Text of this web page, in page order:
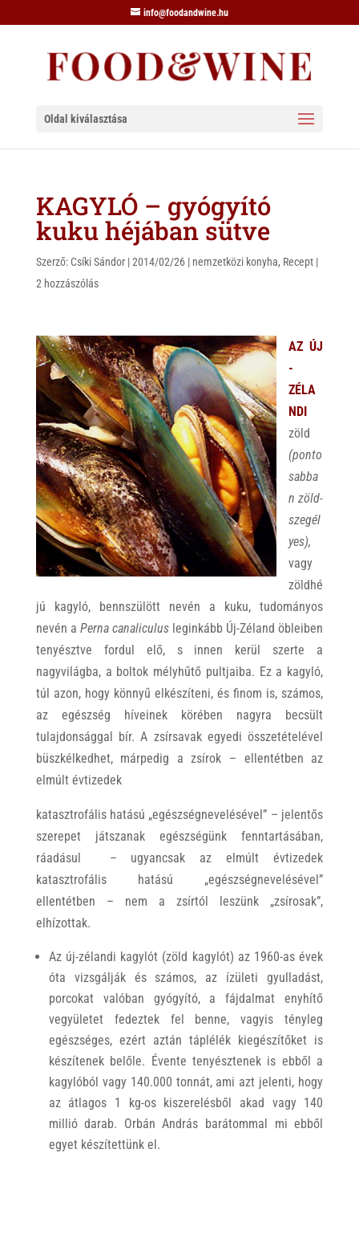
info@foodandwine.hu
Oldal kiválasztása
KAGYLÓ – gyógyító
kuku héjában sütve
Szerző: Csíki Sándor|2014/02/26| nemzetközi konyha, Recept|
2 hozzászólás
AZ ÚJ
-
ZÉLA
NDI
zöld
(ponto
sabba
n zöld-
szegél
yes),
vagy
zöldhé
jú kagyló, bennszülött nevén a kuku, tudományos
nevén a Perna canaliculus leginkább Új-Zéland öbleiben
tenyésztve fordul elő, s innen kerül szerte a
nagyvilágba, a boltok mélyhűtő pultjaiba. Ez a kagyló,
túl azon, hogy könnyű elkészíteni, és finom is, számos,
az egészség híveinek körében nagyra becsült
tulajdonsággal bír. A zsírsavak egyedi összetételével
büszkélkedhet, márpedig a zsírok – ellentétben az
elmúlt évtizedek
katasztrofális hatású „egészségnevelésével” – jelentős
szerepet játszanak egészségünk fenntartásában,
ráadásul – ugyancsak az elmúlt évtizedek
katasztrofális hatású „egészségnevelésével”
ellentétben – nem a zsírtól leszünk „zsírosak”,
elhízottak.
Az új-zélandi kagylót (zöld kagylót) az 1960-as évek
óta vizsgálják és számos, az ízületi gyulladást,
porcokat valóban gyógyító, a fájdalmat enyhítő
vegyületet fedeztek fel benne, vagyis tényleg
egészséges, ezért aztán táplélék kiegészítőket is
készítenek belőle. Évente tenyésztenek is ebből a
kagylóból vagy 140.000 tonnát, ami azt jelenti, hogy
az átlagos 1 kg-os kiszerelésből akad vagy 140
millió darab. Orbán András barátommal mi ebből
egyet készítettünk el.